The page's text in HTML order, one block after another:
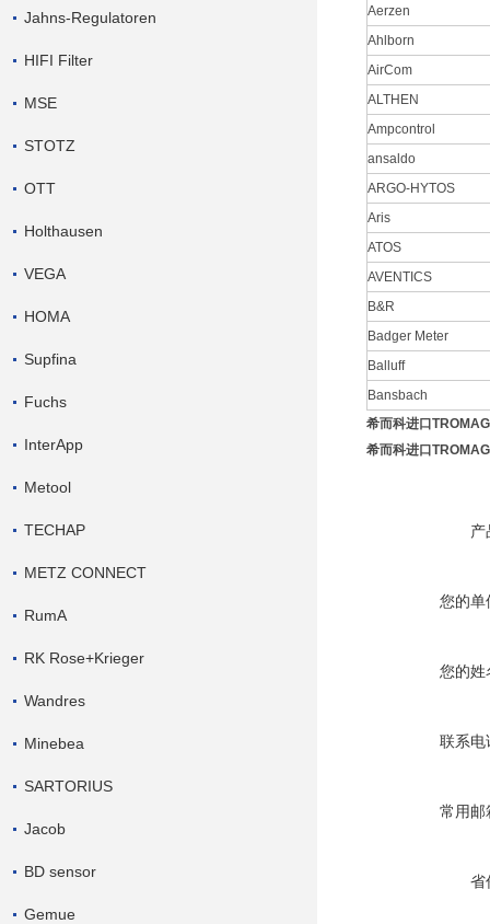
Jahns-Regulatoren
HIFI Filter
MSE
STOTZ
OTT
Holthausen
VEGA
HOMA
Supfina
Fuchs
InterApp
Metool
TECHAP
METZ CONNECT
RumA
RK Rose+Krieger
Wandres
Minebea
SARTORIUS
Jacob
BD sensor
Gemue
Aerzen
Ahlborn
AirCom
ALTHEN
Ampcontrol
ansaldo
ARGO-HYTOS
Aris
ATOS
AVENTICS
B&R
Badger Meter
Balluff
Bansbach
希而科进口
希而科进口
产
您的单
您的姓
联系电
常用邮
省